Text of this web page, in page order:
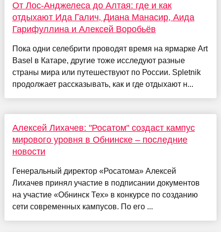
От Лос-Анджелеса до Алтая: где и как
отдыхают Ида Галич, Диана Манасир, Аида
Гарифуллина и Алексей Воробьёв
Пока одни селебрити проводят время на ярмарке Art
Basel в Катаре, другие тоже исследуют разные
страны мира или путешествуют по России. Spletnik
продолжает рассказывать, как и где отдыхают н...
Алексей Лихачев: "Росатом" создаст кампус
мирового уровня в Обнинске – последние
новости
Генеральный директор «Росатома» Алексей
Лихачев принял участие в подписании документов
на участие «Обнинск Тех» в конкурсе по созданию
сети современных кампусов. По его ...